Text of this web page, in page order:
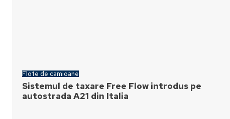
Flote de camioane
Sistemul de taxare Free Flow introdus pe
autostrada A21 din Italia